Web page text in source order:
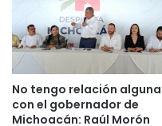
No tengo relación alguna
con el gobernador de
Michoacán: Raúl Morón